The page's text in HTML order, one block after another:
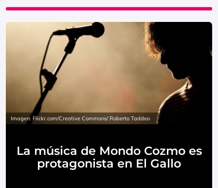
Imagen: Flickr.com/Creative Commons/ Roberto Taddeo
La música de Mondo Cozmo es
protagonista en El Gallo